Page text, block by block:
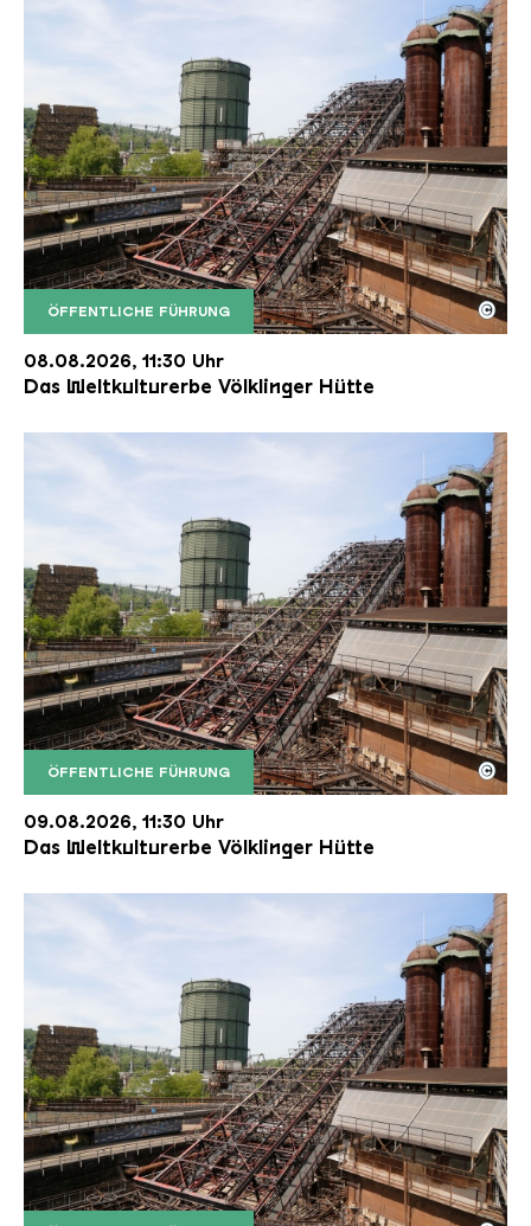
ÖFFENTLICHE FÜHRUNG
Der Erzschrägaufzug der Völklinger Hütte mit
Copyright: Weltkulturerbe Völklinger Hütte | Karl
©
08.08.2026, 11:30 Uhr
Das Weltkulturerbe Völklinger Hütte
ÖFFENTLICHE FÜHRUNG
Der Erzschrägaufzug der Völklinger Hütte mit
Copyright: Weltkulturerbe Völklinger Hütte | Karl
©
09.08.2026, 11:30 Uhr
Das Weltkulturerbe Völklinger Hütte